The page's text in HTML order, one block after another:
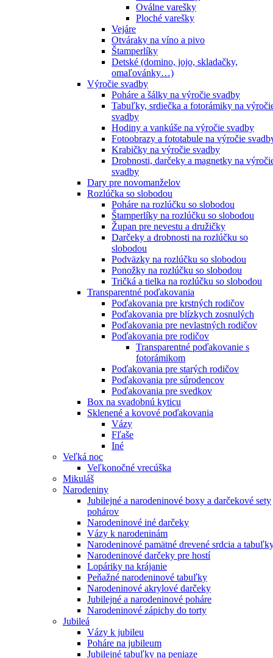
Oválne varešky
Ploché varešky
Vejáre
Otváraky na víno a pivo
Štamperlíky
Detské (domino, jojo, skladačky,
omaľovánky…)
Výročie svadby
Poháre a šálky na výročie svadby
Tabuľky, srdiečka a fotorámiky na
svadby
Hodiny a vankúše na výročie svadby
Fotoobrazy a fototabule na výročie
Krabičky na výročie svadby
Drobnosti, darčeky a magnetky na
svadby
Dary pre novomanželov
Rozlúčka so slobodou
Poháre na rozlúčku so slobodou
Štamperlíky na rozlúčku so slobodou
Župan pre nevestu a družičky
Darčeky a drobnosti na rozlúčku so
slobodou
Podväzky na rozlúčku so slobodou
Ponožky na rozlúčku so slobodou
Tričká a tielka na rozlúčku so slobodou
Transparentné poďakovania
Poďakovania pre krstných rodičov
Poďakovania pre blízkych zosnulých
Poďakovania pre nevlastných rodičov
Poďakovania pre rodičov
Transparentné poďakovanie s
fotorámikom
Poďakovania pre starých rodičov
Poďakovania pre súrodencov
Poďakovania pre svedkov
Box na svadobnú kyticu
Sklenené a kovové poďakovania
Vázy
Fľaše
Iné
Veľká noc
Veľkonočné vrecúška
Mikuláš
Narodeniny
Jubilejné a narodeninové boxy a darčekové sety
pohárov
Narodeninové iné darčeky
Vázy k narodeninám
Narodeninové pamätné drevené srdcia a
Narodeninové darčeky pre hostí
Lopáriky na krájanie
Peňažné narodeninové tabuľky
Narodeninové akrylové darčeky
Jubilejné a narodeninové poháre
Narodeninové zápichy do torty
Jubileá
Vázy k jubileu
Poháre na jubileum
Jubilejné tabuľky na peniaze